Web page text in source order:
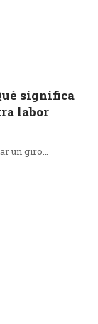
significa
labor
un giro…